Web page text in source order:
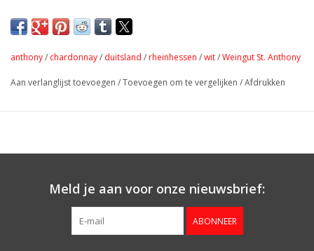
anthony/ chardonnay/ duitsland / rheinhessen /wit/Weingut St. Anthony
Aan verlanglijst toevoegen /Toevoegen om te vergelijken /Afdrukken
Meld je aan voor onze nieuwsbrief:
ABONNEER